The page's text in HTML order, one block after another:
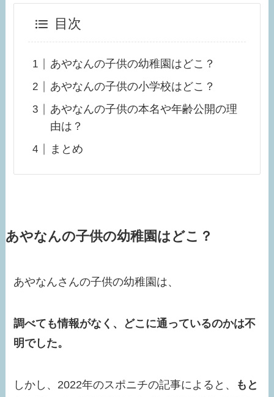
目次
あやなんの子供の幼稚園はどこ？
あやなんの子供の小学校はどこ？
あやなんの子供の本名や年齢公開の理
由は？
まとめ
あやなんの子供の幼稚園はどこ？
あやなんさんの子供の幼稚園は、
調べても情報がなく、どこに通っているのかは不
明でした。
しかし、2022年のスポニチの記事によると、
もと